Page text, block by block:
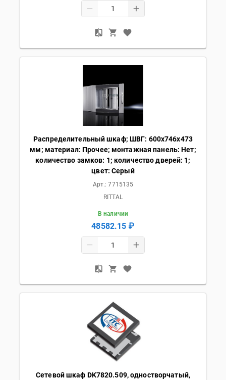
Распределительный шкаф; ШВГ: 600х746х473
мм; материал: Прочее; монтажная панель: Нет;
количество замков: 1; количество дверей: 1;
цвет: Серый
Арт.:7715135
RITTAL
В наличии
48582.15 ₽
Сетевой шкаф DK7820.509, одностворчатый,